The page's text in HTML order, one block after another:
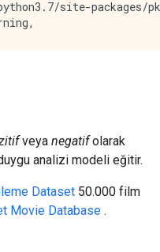
site-packages/
veya negatifolarak
analizi modeli eğitir.
Dataset 50.000 film
Movie Database .